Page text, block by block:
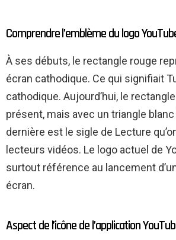
Comprendre l’emblème du logo
À ses débuts, le rectangle rouge
écran cathodique. Ce qui signifiait
cathodique. Aujourd’hui, le
présent, mais avec un triangle blanc
dernière est le sigle de Lecture
lecteurs vidéos. Le logo actuel de
surtout référence au lancement
écran.
Aspect de l’icône de l’application